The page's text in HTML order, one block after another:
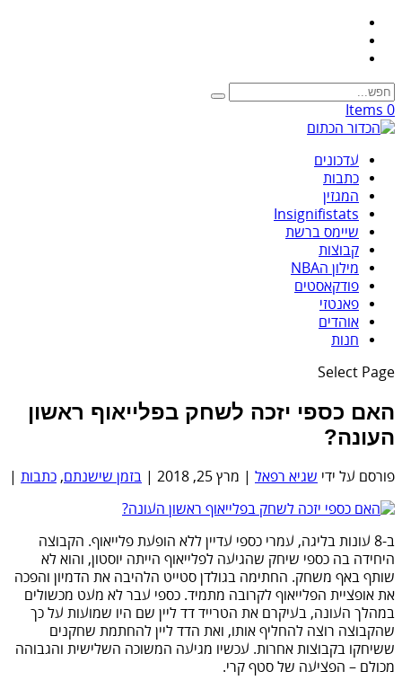
0 Items
עדכונים
כתבות
המגזין
Insignifistats
שיימס ברשת
קבוצות
מילון הNBA
פודקאסטים
פאנטזי
אוהדים
חנות
Select Page
האם כספי יזכה לשחק בפלייאוף ראשון
העונה?
פורסם על ידי שגיא רפאל | מרץ 25, 2018 | בזמן שישנתם, כתבות |
ב-8 עונות בליגה, עמרי כספי עדיין ללא הופעת פלייאוף. הקבוצה
היחידה בה כספי שיחק שהגיעה לפלייאוף הייתה יוסטון, והוא לא
שותף באף משחק. החתימה בגולדן סטייט הלהיבה את הדמיון והפכה
את אופציית הפלייאוף לקרובה מתמיד. כספי עבר לא מעט מכשולים
במהלך העונה, בעיקרם את הטרייד דד ליין שם היו שמועות על כך
שהקבוצה רוצה להחליף אותו, ואת הדד ליין להחתמת שחקנים
ששיחקו בקבוצות אחרות. עכשיו מגיעה המשוכה השלישית והגבוהה
מכולם – הפציעה של סטף קרי.